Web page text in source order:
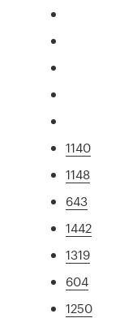
1140
1148
643
1442
1319
604
1250